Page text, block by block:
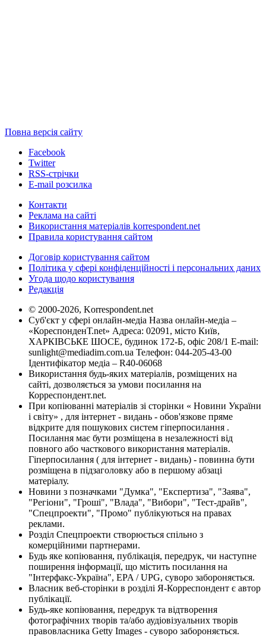
Повна версія сайту
Facebook
Twitter
RSS-стрічки
E-mail розсилка
Контакти
Реклама на сайті
Використання матеріалів korrespondent.net
Правила користування сайтом
Договір користування сайтом
Політика у сфері конфіденційності і персональних даних
Угода щодо користування
Редакція
© 2000-2026, Korrespondent.net
Суб'єкт у сфері онлайн-медіа Назва онлайн-медіа –
«КореспонденТ.net» Адреса: 02091, місто Київ,
ХАРКІВСЬКЕ ШОСЕ, будинок 172-Б, офіс 208/1 E-mail:
sunlight@mediadim.com.ua Телефон: 044-205-43-00
Ідентифікатор медіа – R40-06068
Використання будь-яких матеріалів, розміщених на
сайті, дозволяється за умови посилання на
Корреспондент.net.
При копіюванні матеріалів зі сторінки « Новини України
і світу» , для інтернет - видань - обов'язкове пряме
відкрите для пошукових систем гіперпосилання .
Посилання має бути розміщена в незалежності від
повного або часткового використання матеріалів.
Гіперпосилання ( для інтернет - видань) - повинна бути
розміщена в підзаголовку або в першому абзаці
матеріалу.
Новини з позначками "Думка", "Експертиза", "Заява",
"Регіони", "Гроші", "Влада", "Вибори", "Тест-драйв",
"Спецпроекти", "Промо" публікуються на правах
реклами.
Розділ Спецпроекти створюється спільно з
комерційними партнерами.
Будь яке копіювання, публікація, передрук, чи наступне
поширення інформації, що містить посилання на
"Інтерфакс-Україна", EPA / UPG, суворо забороняється.
Власник веб-сторінки в розділі Я-Корреспондент є автор
публікації.
Будь-яке копіювання, передрук та відтворення
фотографічних творів та/або аудіовізуальних творів
правовласника Getty Images - суворо забороняється.